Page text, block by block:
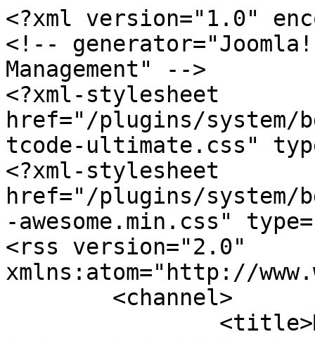
<?xml version="1.0"
<!--
Management" -->
<?xml-stylesheet
href="/plugins/system/
tcode-ultimate.css"
<?xml-stylesheet
href="/plugins/system/
-awesome.min.css"
<rss version="2.0"
xmlns:atom="http://